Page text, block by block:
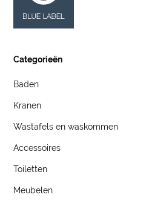
Categorieën
Baden
Kranen
Wastafels en waskommen
Accessoires
Toiletten
Meubelen